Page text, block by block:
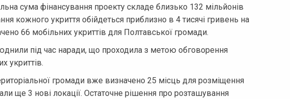
сума фінансування проекту складе близько 132 мільйонів
кожного укриття обійдеться приблизно в 4 тисячі гривень на
66 мобільних укриттів для Полтавської громади.
під час наради, що проходила з метою обговорення
укриттів.
громади вже визначено 25 місць для розміщення
ще 3 нові локації. Остаточне рішення про розташування